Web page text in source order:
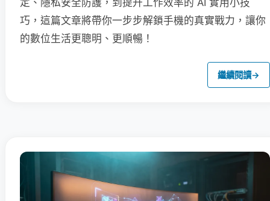
定、隱私安全防護，到提升工作效率的 AI 實用小技
巧，這篇文章將帶你一步步解鎖手機的真實戰力，讓你
的數位生活更聰明、更順暢！
繼續閱讀→